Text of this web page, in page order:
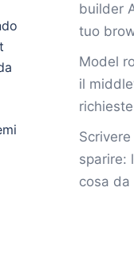
builder
tuo
Model
il
Scrivere
sparire:
cosa da